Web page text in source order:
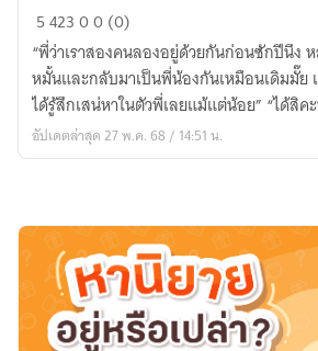
ใจ
ฉัน
อยู่
กับ
เธอ
นับ
เจอ
542300 (0)
“พี่ว่าเราสองคนลองอยู่ด้วยกันก่อนซักปีนึง
หมั้นและกลับมาเป็นพี่น้องกันเหมือนเดิมมั๊ย
ได้รู้สึกเสน่หาใ
อัปเดตล่าสุด 27 พ.ค. 68 / 14:51 น.